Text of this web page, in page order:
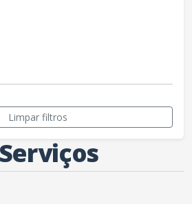
Limpar filtros